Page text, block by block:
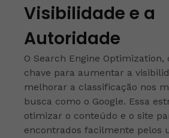
Visibilidade e a
Autoridade
O Search Engine Optimization,
chave para aumentar a
melhorar a classificação nos
busca como o Google. Essa
otimizar o conteúdo e o site
encontrados facilmente pelos